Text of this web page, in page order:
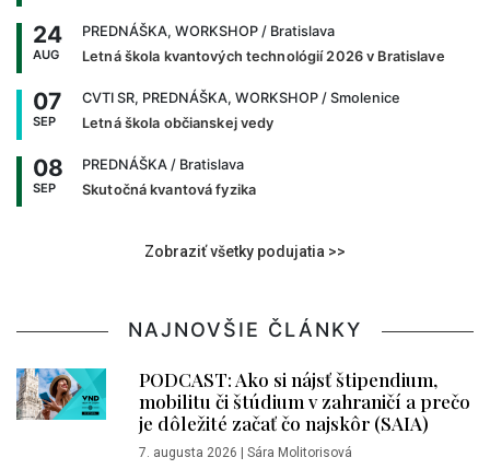
24
AUG
PREDNÁŠKA, WORKSHOP / Bratislava
Letná škola kvantových technológií 2026 v Bratislave
07
SEP
CVTI SR, PREDNÁŠKA, WORKSHOP / Smolenice
Letná škola občianskej vedy
08
SEP
PREDNÁŠKA / Bratislava
Skutočná kvantová fyzika
Zobraziť všetky podujatia >>
NAJNOVŠIE ČLÁNKY
PODCAST: Ako si nájsť štipendium,
mobilitu či štúdium v zahraničí a prečo
je dôležité začať čo najskôr (SAIA)
7. augusta 2026 Sára Molitorisová